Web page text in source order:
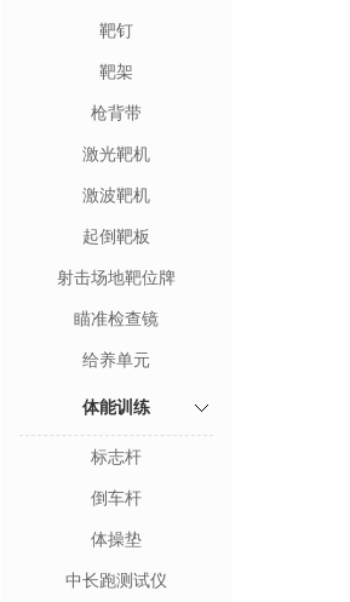
靶钉
靶架
枪背带
激光靶机
激波靶机
起倒靶板
射击场地靶位牌
瞄准检查镜
给养单元
体能训练
标志杆
倒车杆
体操垫
中长跑测试仪